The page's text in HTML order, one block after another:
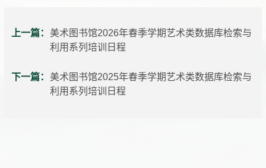
上一篇：
美术图书馆2026年春季学期艺术类数据库检索与
利用系列培训日程
下一篇：
美术图书馆2025年春季学期艺术类数据库检索与
利用系列培训日程